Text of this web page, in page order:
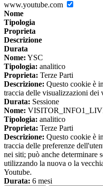
www.youtube.com
Nome
Tipologia
Proprieta
Descrizione
Durata
Nome: YSC
Tipologia: analitico
Proprieta: Terze Parti
Descrizione: Questo cookie è
traccia delle visualizzazioni dei
Durata: Sessione
Nome:
Tipologia: analitico
Proprieta: Terze Parti
Descrizione: Questo cookie è
traccia delle preferenze
nei siti; può anche determinare
utilizzando la nuova o la
Youtube.
Durata: 6 mesi